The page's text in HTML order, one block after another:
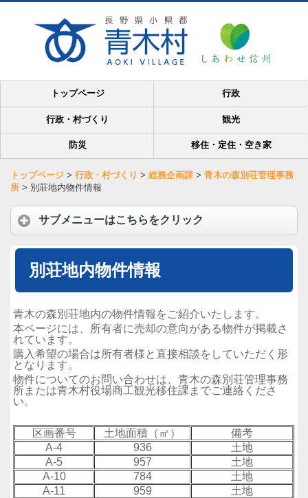
トップページ 行政
行政・村づくり 観光
防災 移住・定住・空き家
トップページ > 行政・村づくり > 総務企画課 > 青木の森別荘管理事務
所 > 別荘地内物件情報
サブメニューはこちらをクリック
別荘地内物件情報
青木の森別荘地内の物件情報をご紹介いたします。
本ページには、所有者に売却の意向がある物件が掲載さ
れています。
購入希望の場合は所有者様と直接相談をしていただく形
となります。
物件についてのお問い合わせは、青木の森別荘管理事務
所または青木村役場商工観光移住課までご連絡くださ
い。
区画番号 土地面積（㎡）
備考
A-4
936
土地
A-5
957
土地
A-10
784
土地
A-11
959
土地